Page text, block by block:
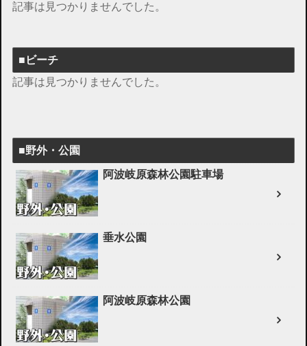
記事は見つかりませんでした。
■ビーチ
記事は見つかりませんでした。
■野外・公園
阿波岐原森林公園駐車場
垂水公園
阿波岐原森林公園